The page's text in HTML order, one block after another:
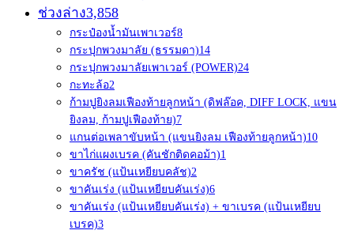
ช่วงล่าง3,858
กระป๋องน้ำมันเพาเวอร์8
กระปุกพวงมาลัย (ธรรมดา)14
กระปุกพวงมาลัยเพาเวอร์ (POWER)24
กะทะล้อ2
ก้ามปูยิงลมเฟืองท้ายลูกหน้า (ดิฟล๊อค, DIFF LOCK, แขน
ยิงลม, ก้ามปูเฟืองท้าย)7
แกนต่อเพลาขับหน้า (แขนยิงลม เฟืองท้ายลูกหน้า)10
ขาไก่แผงเบรค (คันชักติดคอม้า)1
ขาครัช (แป้นเหยียบคลัช)2
ขาคันเร่ง (แป้นเหยียบคันเร่ง)6
ขาคันเร่ง (แป้นเหยียบคันเร่ง) + ขาเบรค (แป้นเหยียบ
เบรค)3